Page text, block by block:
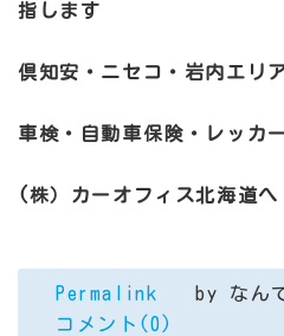
指します
倶知安・ニセコ・岩内エリ
車検・自動車保険・レッカ
(株）カーオフィス北海道へ
Permalink by なん
コメント(0)